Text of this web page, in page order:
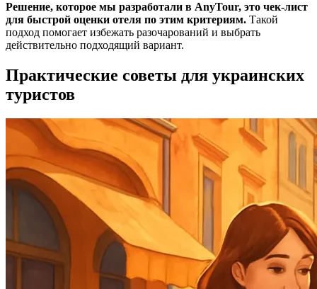
Решение, которое мы разработали в AnyTour, это чек-лист
для быстрой оценки отеля по этим критериям. Такой
подход помогает избежать разочарований и выбрать
действительно подходящий вариант.
Практические советы для украинских
туристов